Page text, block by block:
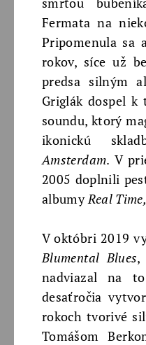
Fermata na
Pripomenula sa
rokov, síce už
predsa silným
Griglák dospel k
soundu, ktorý
ikonickú
Amsterdam. V
2005 doplnili
albumyReal
V októbri 2019
Blumental Blues,
nadviazal na
desaťročia
rokoch tvorivé
Tomášom